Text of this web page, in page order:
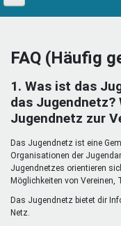
Startseite
Jugendnetz
Freizeit & Reisen
Mentoren & Projekte
Schule & Beruf
Vor Ort
FAQ (Häufig
1. Was ist das
das Jugendnetz?
Jugendnetz zur
Das Jugendnetz ist eine
Organisationen der
Jugendnetzes orientieren
Möglichkeiten von Vereinen,
Das Jugendnetz bietet dir
Netz.